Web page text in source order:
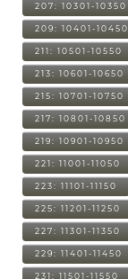
207: 10301-10350
209: 10401-10450
211: 10501-10550
213: 10601-10650
215: 10701-10750
217: 10801-10850
219: 10901-10950
221: 11001-11050
223: 11101-11150
225: 11201-11250
227: 11301-11350
229: 11401-11450
231: 11501-11550